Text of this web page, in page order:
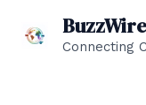
BuzzWire
Connecting